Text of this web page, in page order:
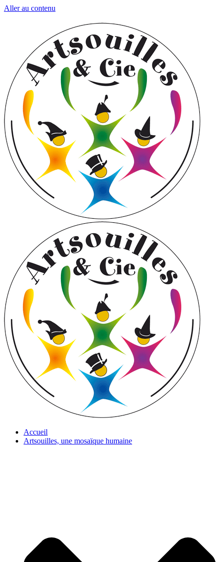
Aller au contenu
Accueil
Artsouilles, une mosaïque humaine